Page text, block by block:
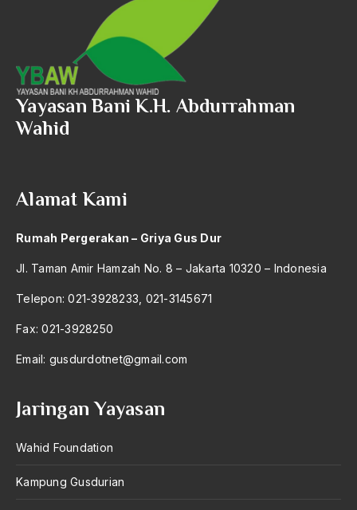
Periode Masa Belajar di Indonesia
Periode Masa Belajar di Luar Negeri
Periode Pasca Masa Kepresidenan
Yayasan Bani K.H. Abdurrahman
Wahid
Alamat Kami
Rumah Pergerakan – Griya Gus Dur
Jl. Taman Amir Hamzah No. 8 – Jakarta 10320 – Indonesia
Telepon: 021-3928233, 021-3145671
Fax: 021-3928250
Email: gusdurdotnet@gmail.com
Jaringan Yayasan
Wahid Foundation
Kampung Gusdurian